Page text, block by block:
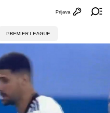
Otvori
Prijava
PREMIER LEAGUE